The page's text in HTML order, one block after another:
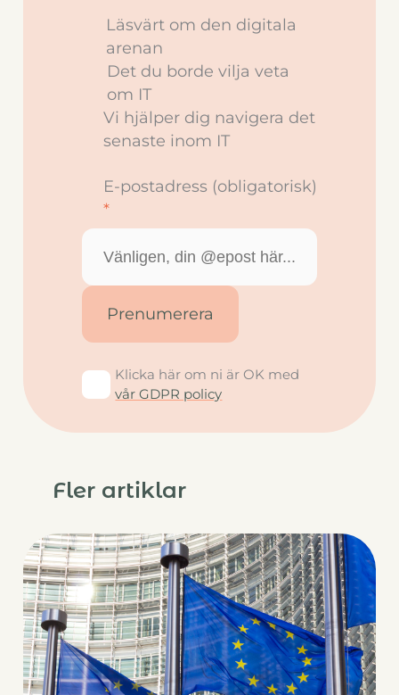
Läsvärt om den digitala
arenan
Det du borde vilja veta
om IT
Vi hjälper dig navigera det
senaste inom IT
E-postadress (obligatorisk)
*
Klicka här om ni är OK med
vår GDPR policy
Fler artiklar